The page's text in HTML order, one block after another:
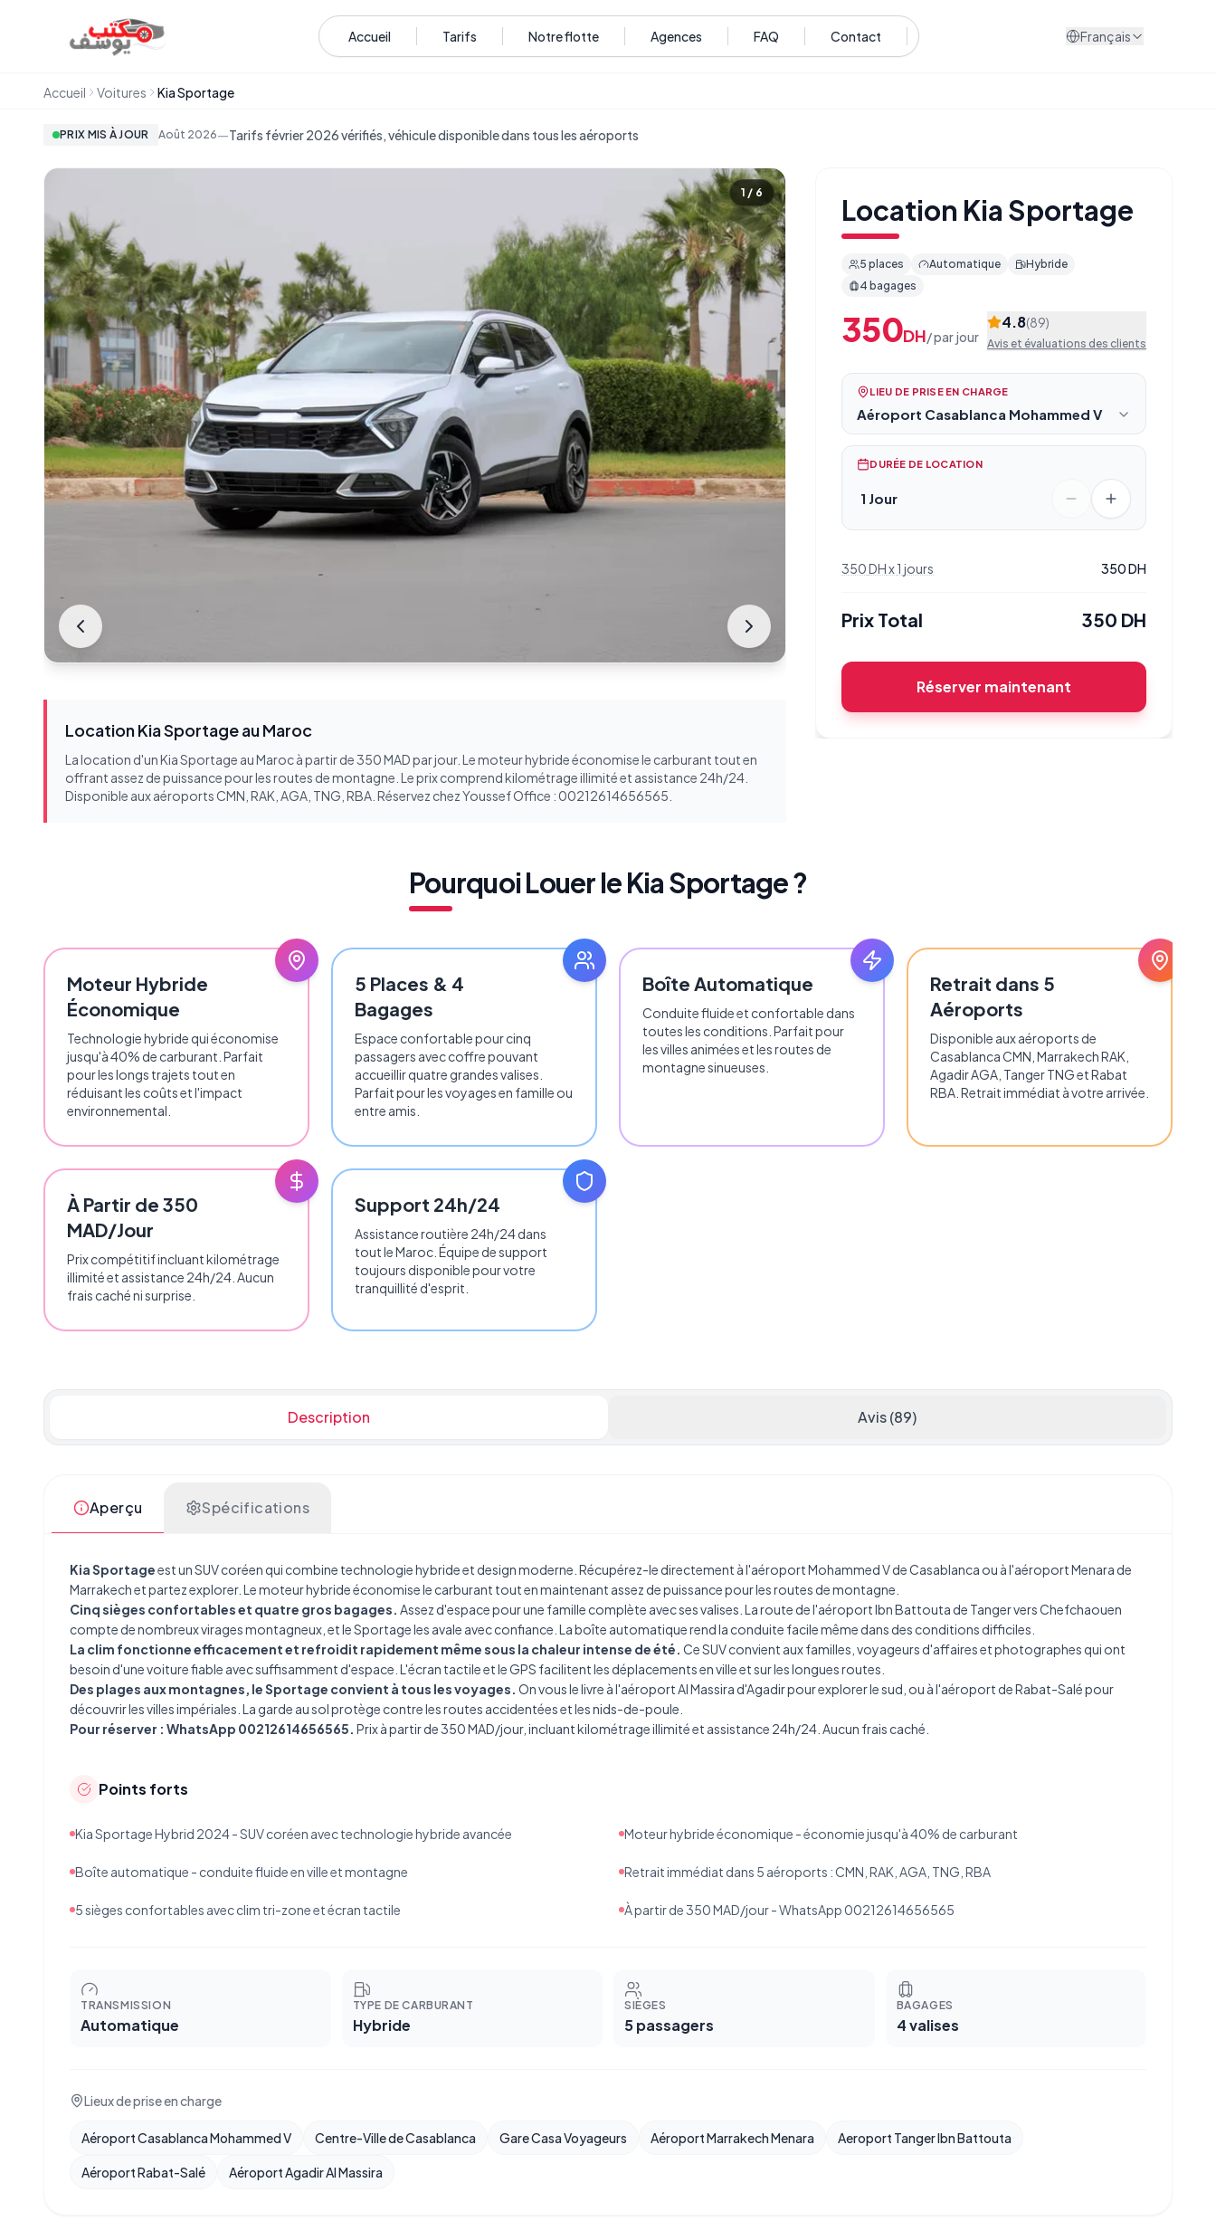
Accueil Tarifs Notre flotte Agences FAQ Contact Français
Accueil Voitures Kia Sportage
PRIX MIS À JOUR Août 2026—Tarifs février 2026 vérifiés, véhicule disponible dans tous les aéroports
1 / 6
Location Kia Sportage au Maroc
La location d'un Kia Sportage au Maroc à partir de 350 MAD par jour. Le moteur hybride économise le carburant tout en
offrant assez de puissance pour les routes de montagne. Le prix comprend kilométrage illimité et assistance 24h/24.
Disponible aux aéroports CMN, RAK, AGA, TNG, RBA. Réservez chez Youssef Office : 00212614656565.
Location Kia Sportage
5 places Automatique
Hybride
4 bagages
350DH/par jour
4.8(89)
Avis et évaluations des clients
LIEU DE PRISE EN CHARGE
Aéroport Casablanca Mohammed V
DURÉE DE LOCATION
1 Jour
350DHx1 jours 350DH
Prix Total 350 DH
Réserver maintenant
Pourquoi Louer le Kia Sportage ?
Moteur Hybride
Économique
Technologie hybride qui économise
jusqu'à 40% de carburant. Parfait
pour les longs trajets tout en
réduisant les coûts et l'impact
environnemental.
5 Places & 4
Bagages
Espace confortable pour cinq
passagers avec coffre pouvant
accueillir quatre grandes valises.
Parfait pour les voyages en famille ou
entre amis.
Boîte Automatique
Conduite fluide et confortable dans
toutes les conditions. Parfait pour
les villes animées et les routes de
montagne sinueuses.
Retrait dans 5
Aéroports
Disponible aux aéroports de
Casablanca CMN, Marrakech RAK,
Agadir AGA, Tanger TNG et Rabat
RBA. Retrait immédiat à votre arrivée.
À Partir de 350
MAD/Jour
Prix compétitif incluant kilométrage
illimité et assistance 24h/24. Aucun
frais caché ni surprise.
Support 24h/24
Assistance routière 24h/24 dans
tout le Maroc. Équipe de support
toujours disponible pour votre
tranquillité d'esprit.
Description Avis (89)
Aperçu Spécifications
Kia Sportageest un SUV coréen qui combine technologie hybride et design moderne. Récupérez-le directement àl'aéroport Mohammed V de Casablanca ou àl'aéroport Menara de
Marrakechet partez explorer. Le moteur hybride économise le carburant tout en maintenant assez de puissance pour les routes de montagne.
Cinq sièges confortables et quatre gros bagages. Assez d'espace pour une famille complète avec ses valises. La route del'aéroport Ibn Battouta de Tangervers Chefchaouen
compte de nombreux virages montagneux, et le Sportage les avale avec confiance. La boîte automatique rend la conduite facile même dans des conditions difficiles.
La clim fonctionne efficacement et refroidit rapidement même sous la chaleur intense de été. CeSUVconvient aux familles, voyageurs d'affaires et photographes qui ont
besoin d'une voiture fiable avec suffisamment d'espace. L'écran tactile et le GPS facilitent les déplacements en ville et sur les longues routes.
Des plages aux montagnes, le Sportage convient à tous les voyages. On vous le livre àl'aéroport Al Massira d'Agadirpour explorer le sud, ou àl'aéroport de Rabat-Salépour
découvrir les villes impériales. La garde au sol protège contre les routes accidentées et les nids-de-poule.
Pour réserver : WhatsApp 00212614656565. Prix à partir de 350 MAD/jour, incluant kilométrage illimité et assistance 24h/24. Aucun frais caché.
Points forts
Kia Sportage Hybrid 2024 - SUV coréen avec technologie hybride avancée Moteur hybride économique - économie jusqu'à 40% de carburant
Boîte automatique - conduite fluide en ville et montagne Retrait immédiat dans 5 aéroports : CMN, RAK, AGA, TNG, RBA
5 sièges confortables avec clim tri-zone et écran tactile À partir de 350 MAD/jour - WhatsApp 00212614656565
TRANSMISSION
Automatique
TYPE DE CARBURANT
Hybride
SIÈGES
5 passagers
BAGAGES
4 valises
Lieux de prise en charge
Aéroport Casablanca Mohammed V Centre-Ville de Casablanca Gare Casa Voyageurs Aéroport Marrakech Menara Aeroport Tanger Ibn Battouta
Aéroport Rabat-Salé Aéroport Agadir Al Massira